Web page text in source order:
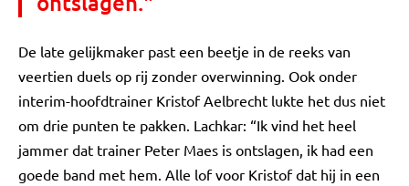
De late gelijkmaker past een beetje in de reeks van
veertien duels op rij zonder overwinning. Ook onder
interim-hoofdtrainer Kristof Aelbrecht lukte het dus niet
om drie punten te pakken. Lachkar: “Ik vind het heel
jammer dat trainer Peter Maes is ontslagen, ik had een
goede band met hem. Alle lof voor Kristof dat hij in een